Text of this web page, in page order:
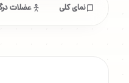
نمای کلی عضلات